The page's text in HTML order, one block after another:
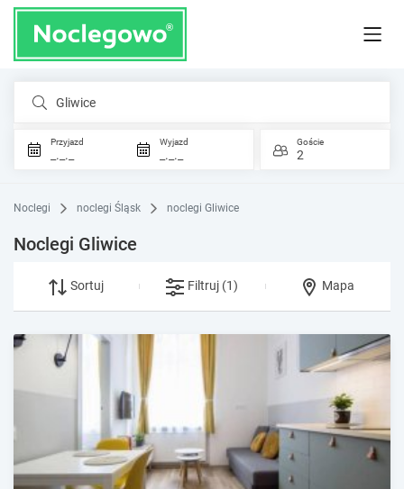
Gliwice
Przyjazd
_._._
Wyjazd
_._._
Goście
2
Noclegi noclegi Śląsk noclegi Gliwice
Noclegi Gliwice
Sortuj Filtruj (1) Mapa